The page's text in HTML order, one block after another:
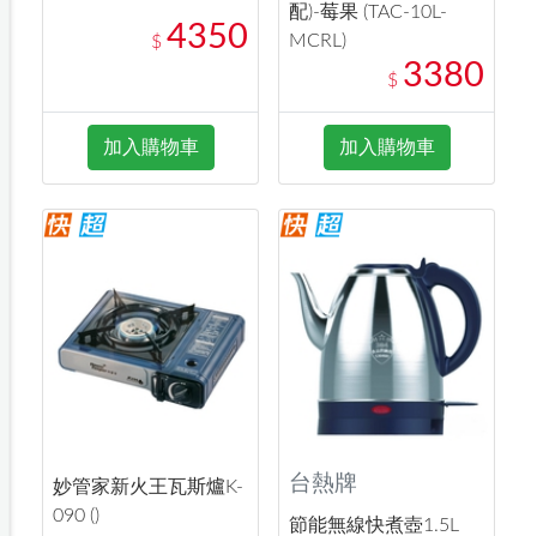
$ 4350
加入購物車
配)-莓果 (TAC-10L-
MCRL)
$ 3380
加入購物車
妙管家新火王瓦斯爐K-
090 ()
台熱牌
節能無線快煮壺1.5L